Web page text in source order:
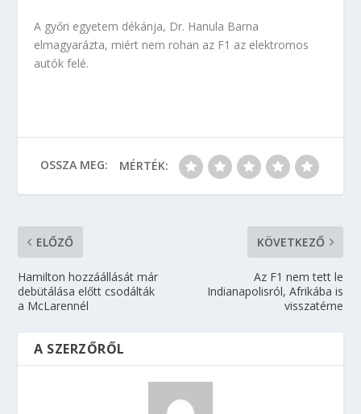
A győri egyetem dékánja, Dr. Hanula Barna
elmagyarázta, miért nem rohan az F1 az elektromos
autók felé.
OSSZA MEG: MÉRTÉK:
ELŐZŐ
Hamilton hozzáállását már
debütálása előtt csodálták
a McLarennél
KÖVETKEZŐ
Az F1 nem tett le
Indianapolisról, Afrikába is
visszatérne
A SZERZŐRŐL